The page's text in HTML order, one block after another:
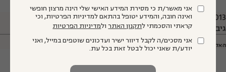
אני מאשר/ת כי מסירת המידע האישי שלי הינה מרצון חופשי
ואינה חובה, והמידע יטופל בהתאם למדיניות הפרטיות, וכי
קראתי והסכמתי לתקנון האתרולמדיניות הפרטיות
אני מסכים/ה לקבל דיוור ישיר ועדכונים שוטפים במייל, ואני
יודע/ת שאני יכול לבטל זאת בכל עת.
2013
גיבוש המלצות אודות הכשרה והתפתחות מקצועית של מורים
האקדמיה הלאומית הישראלית למדעים